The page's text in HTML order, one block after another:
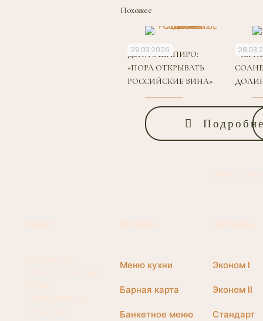
Похожее
29.03.2026
ДЕНИС ШАПИРО:
«ПОРА ОТКРЫВАТЬ
РОССИЙСКИЕ ВИНА»
Меню кухни
Барная карта
Банкетное меню
Эконом I
Эконом II
Стандарт